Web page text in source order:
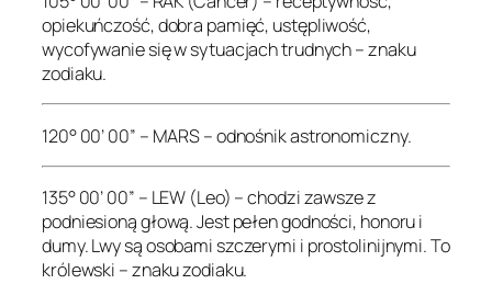
opiekuńczość, dobra pamięć, ustępliwość,
wycofywanie się w sytuacjach trudnych – znaku
zodiaku.
120° 00’ 00” – MARS – odnośnik astronomiczny.
135° 00’ 00” – LEW (Leo) – chodzi zawsze z
podniesioną głową. Jest pełen godności, honoru i
dumy. Lwy są osobami szczerymi i prostolinijnymi. To
królewski – znaku zodiaku.